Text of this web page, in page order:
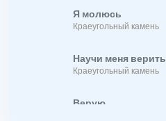
Я молюсь
Краеугольный камень
Научи меня верить
Краеугольный камень
Верую